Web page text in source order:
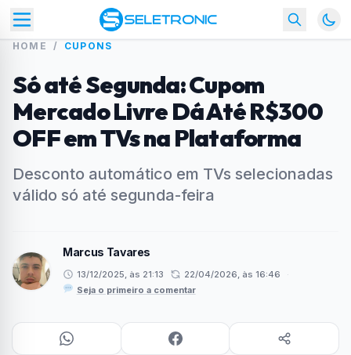
HOME / CUPONS
Só até Segunda: Cupom
Mercado Livre Dá Até R$300
OFF em TVs na Plataforma
Desconto automático em TVs selecionadas
válido só até segunda-feira
Marcus Tavares
13/12/2025, às 21:13 22/04/2026, às 16:46
·
Seja o primeiro a comentar